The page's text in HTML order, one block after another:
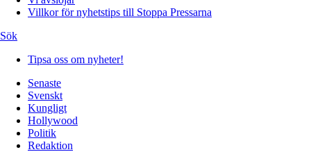
Villkor för nyhetstips till Stoppa Pressarna
Sök
Tipsa oss om nyheter!
Senaste
Svenskt
Kungligt
Hollywood
Politik
Redaktion